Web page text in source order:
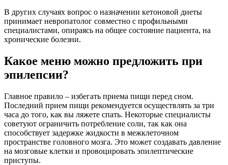
В других случаях вопрос о назначении кетоновой диеты
принимает невропатолог совместно с профильными
специалистами, опираясь на общее состояние пациента, на
хронические болезни.
Какое меню можно предложить при
эпилепсии?
Главное правило – избегать приема пищи перед сном.
Последний прием пищи рекомендуется осуществлять за три
часа до того, как вы ляжете спать. Некоторые специалисты
советуют ограничить потребление соли, так как она
способствует задержке жидкости в межклеточном
пространстве головного мозга. Это может создавать давление
на мозговые клетки и провоцировать эпилептические
приступы.